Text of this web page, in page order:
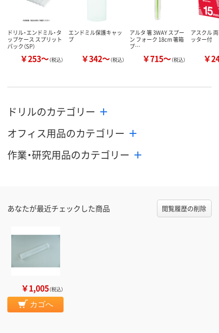
ドリル・エンドミル・タ
ップケース スプリット
パック（SP）
￥253～（税込）
エンドミル保護キャッ
プ
￥342～（税込）
アルタ 箸 3WAY スプー
ン フォーク 18cm 箸箱
プ…
￥715～（税込）
アスクル
ッター付
￥
ドリルのカテゴリー
オフィス用品のカテゴリー
作業・研究用品のカテゴリー
あなたが最近チェックした商品 閲覧履歴の削除
￥1,005（税込）
カゴへ